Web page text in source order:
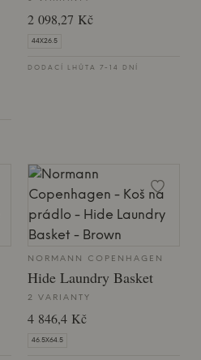
2 098,27 Kč
44X26.5
DODACÍ LHŮTA 7-14 DNÍ
NORMANN COPENHAGEN
Hide Laundry Basket
2 VARIANTY
4 846,4 Kč
46.5X64.5